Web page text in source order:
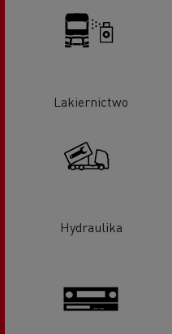
Lakiernictwo
Hydraulika